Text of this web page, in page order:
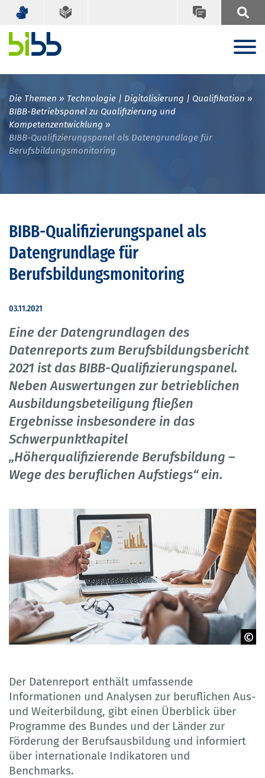
Die Themen
Technologie | Digitalisierung | Qualifikation
BIBB-Betriebspanel zu Qualifizierung und
Kompetenzentwicklung
BIBB-Qualifizierungspanel als Datengrundlage für
Berufsbildungsmonitoring
BIBB-Qualifizierungspanel als
Datengrundlage für
Berufsbildungsmonitoring
03.11.2021
Eine der Datengrundlagen des
Datenreports zum Berufsbildungsbericht
2021 ist das BIBB-Qualifizierungspanel.
Neben Auswertungen zur betrieblichen
Ausbildungsbeteiligung fließen
Ergebnisse insbesondere in das
Schwerpunktkapitel
„Höherqualifizierende Berufsbildung –
Wege des beruflichen Aufstiegs“ ein.
Der Datenreport enthält umfassende
Informationen und Analysen zur beruflichen Aus-
und Weiterbildung, gibt einen Überblick über
Programme des Bundes und der Länder zur
Förderung der Berufsausbildung und informiert
über internationale Indikatoren und
Benchmarks.